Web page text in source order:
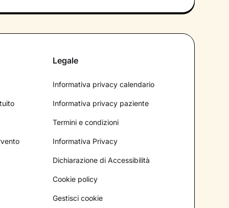
Legale
Informativa privacy calendario
Informativa privacy paziente
Termini e condizioni
Informativa Privacy
Dichiarazione di Accessibilità
Cookie policy
Gestisci cookie